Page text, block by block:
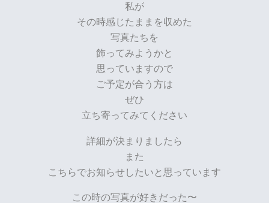
私が
その時感じたままを収めた
写真たちを
飾ってみようかと
思っていますので
ご予定が合う方は
ぜひ
立ち寄ってみてください
詳細が決まりましたら
また
こちらでお知らせしたいと思っています
この時の写真が好きだった〜